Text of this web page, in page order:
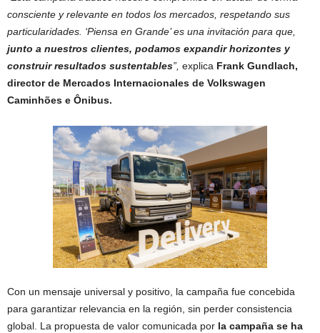
consciente y relevante en todos los mercados, respetando sus
particularidades. ‘Piensa en Grande’ es una invitación para que,
junto a nuestros clientes, podamos expandir horizontes y
construir resultados sustentables”, explica Frank Gundlach,
director de Mercados Internacionales de Volkswagen
Caminhões e Ônibus.
Con un mensaje universal y positivo, la campaña fue concebida
para garantizar relevancia en la región, sin perder consistencia
global. La propuesta de valor comunicada por la campaña se ha